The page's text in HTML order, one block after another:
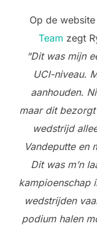
Op de
Team zegt
“Dit was mijn
UCI-niveau.
aanhouden.
maar dit bezorgt
wedstrijd
Vandeputte en
Dit was m’n
kampioenschap
wedstrijden
podium halen